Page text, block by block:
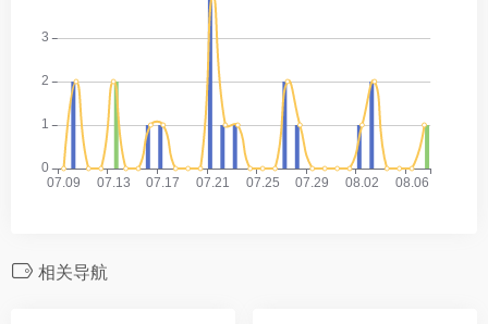
相关导航